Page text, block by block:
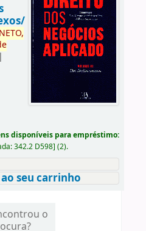
NETO,
|
disponíveis para empréstimo:
342.2 D598] (2).
seu carrinho
o